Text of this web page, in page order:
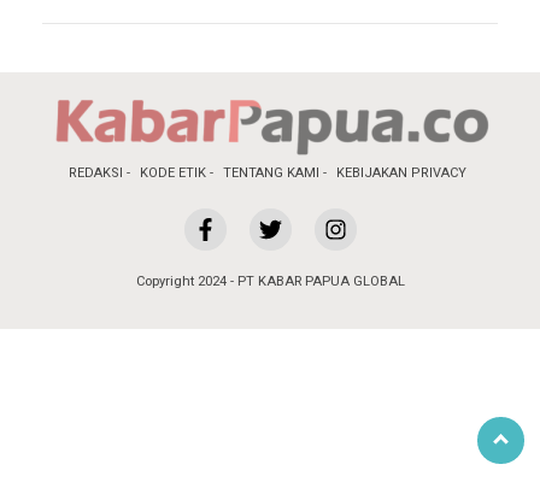
REDAKSI KODE ETIK TENTANG KAMI KEBIJAKAN PRIVACY
Copyright 2024 - PT KABAR PAPUA GLOBAL